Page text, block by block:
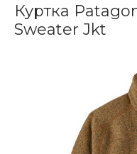
Куртка
Sweater Jkt